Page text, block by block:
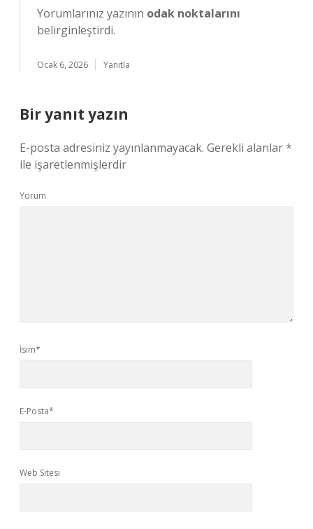
Yorumlarınız yazının odak noktalarını
belirginleştirdi.
Ocak 6, 2026 Yanıtla
Bir yanıt yazın
E-posta adresiniz yayınlanmayacak. Gerekli alanlar*
ile işaretlenmişlerdir
Yorum
İsim*
E-Posta*
Web Sitesi